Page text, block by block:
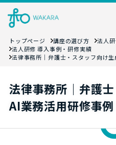
トップページ 講座の選び方
法人
法人研修 導入事例・研修実績
法律事務所｜弁護士・スタッフ向け
法律事務所｜弁護
AI業務活用研修事例